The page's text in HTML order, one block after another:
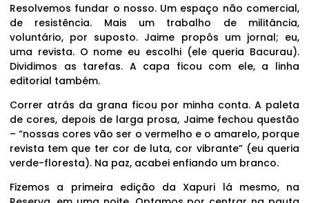
Resolvemos fundar o nosso. Um espaço não comercial,
de resistência. Mais um trabalho de militância,
voluntário, por suposto. Jaime propôs um jornal; eu,
uma revista. O nome eu escolhi (ele queria Bacurau).
Dividimos as tarefas. A capa ficou com ele, a linha
editorial também.
Correr atrás da grana ficou por minha conta. A paleta
de cores, depois de larga prosa, Jaime fechou questão
– “nossas cores vão ser o vermelho e o amarelo, porque
revista tem que ter cor de luta, cor vibrante” (eu queria
verde-floresta). Na paz, acabei enfiando um branco.
Fizemos a primeira edição da Xapuri lá mesmo, na